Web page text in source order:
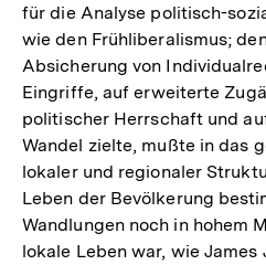
für die Analyse politisch-
wie den Frühliberalismus;
Absicherung von
Eingriffe, auf erweiterte
politischer Herrschaft und
Wandel zielte, mußte in das
lokaler und regionaler
Leben der Bevölkerung
Wandlungen noch in hohem
lokale Leben war, wie James